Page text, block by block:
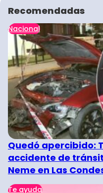
Recomendadas
Nacional
Quedó apercibido:
accidente de
Neme en Las
Te ayuda